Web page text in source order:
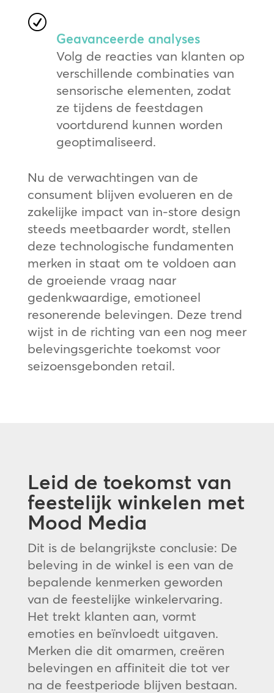
R
Geavanceerde analyses
Volg de reacties van klanten op
verschillende combinaties van
sensorische elementen, zodat
ze tijdens de feestdagen
voortdurend kunnen worden
geoptimaliseerd.
Nu de verwachtingen van de
consument blijven evolueren en de
zakelijke impact van in-store design
steeds meetbaarder wordt, stellen
deze technologische fundamenten
merken in staat om te voldoen aan
de groeiende vraag naar
gedenkwaardige, emotioneel
resonerende belevingen. Deze trend
wijst in de richting van een nog meer
belevingsgerichte toekomst voor
seizoensgebonden retail.
Leid de toekomst van
feestelijk winkelen met
Mood Media
Dit is de belangrijkste conclusie: De
beleving in de winkel is een van de
bepalende kenmerken geworden
van de feestelijke winkelervaring.
Het trekt klanten aan, vormt
emoties en beïnvloedt uitgaven.
Merken die dit omarmen, creëren
belevingen en affiniteit die tot ver
na de feestperiode blijven bestaan.